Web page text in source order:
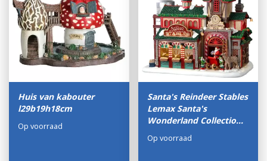
Huis van kabouter
l29b19h18cm
Op voorraad
Santa's Reindeer Stables
Lemax Santa's
Wonderland Collectio…
Op voorraad